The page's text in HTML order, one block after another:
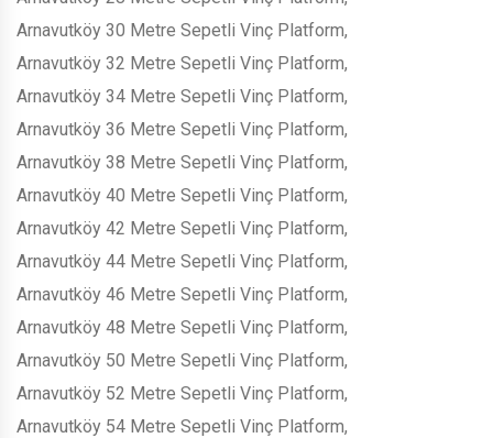
Arnavutköy 30 Metre Sepetli Vinç Platform,
Arnavutköy 32 Metre Sepetli Vinç Platform,
Arnavutköy 34 Metre Sepetli Vinç Platform,
Arnavutköy 36 Metre Sepetli Vinç Platform,
Arnavutköy 38 Metre Sepetli Vinç Platform,
Arnavutköy 40 Metre Sepetli Vinç Platform,
Arnavutköy 42 Metre Sepetli Vinç Platform,
Arnavutköy 44 Metre Sepetli Vinç Platform,
Arnavutköy 46 Metre Sepetli Vinç Platform,
Arnavutköy 48 Metre Sepetli Vinç Platform,
Arnavutköy 50 Metre Sepetli Vinç Platform,
Arnavutköy 52 Metre Sepetli Vinç Platform,
Arnavutköy 54 Metre Sepetli Vinç Platform,